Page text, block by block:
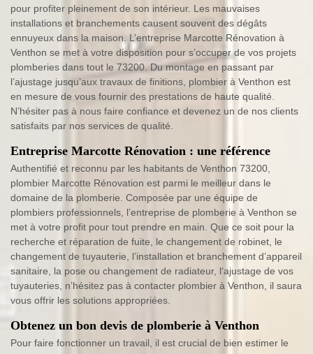
pour profiter pleinement de son intérieur. Les mauvaises
installations et branchements causent souvent des dégâts
ennuyeux dans la maison. L’entreprise Marcotte Rénovation à
Venthon se met à votre disposition pour s’occuper de vos projets
plomberies dans tout le 73200. Du montage en passant par
l’ajustage jusqu’aux travaux de finitions, plombier à Venthon est
en mesure de vous fournir des prestations de haute qualité.
N’hésiter pas à nous faire confiance et devenez un de nos clients
satisfaits par nos services de qualité.
Entreprise Marcotte Rénovation : une référence
Authentifié et reconnu par les habitants de Venthon 73200,
plombier Marcotte Rénovation est parmi le meilleur dans le
domaine de la plomberie. Composée par une équipe de
plombiers professionnels, l’entreprise de plomberie à Venthon se
met à votre profit pour tout prendre en main. Que ce soit pour la
recherche et réparation de fuite, le changement de robinet, le
changement de tuyauterie, l’installation et branchement d’appareil
sanitaire, la pose ou changement de radiateur, l‘ajustage de vos
tuyauteries, n’hésitez pas à contacter plombier à Venthon, il saura
vous offrir les solutions appropriées.
Obtenez un bon devis de plomberie à Venthon
Pour faire fonctionner un travail, il est crucial de bien estimer le